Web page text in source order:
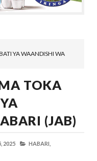
YA WAANDISHI WA
TOKA
(JAB)
2025 HABARI,